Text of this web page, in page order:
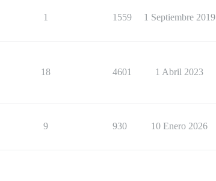
1 1559 1 Septiembre 2019
18 4601 1 Abril 2023
9 930 10 Enero 2026